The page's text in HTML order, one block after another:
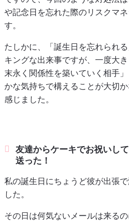
や記念日を忘れた際のリスクマ
す。
たしかに、「誕生日を忘れられ
キングな出来事ですが、一度大
末永く関係性を築いていく相手
かな気持ちで構えることが大切
感じました。
友達からケーキでお祝いし
送った！
私の誕生日にちょうど彼が出張
した。
その日は何気ないメールは来る